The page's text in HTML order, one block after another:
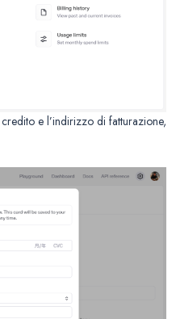
e l’indirizzo di fatturazione,